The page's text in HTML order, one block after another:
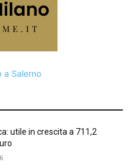
utile in crescita a 711,2